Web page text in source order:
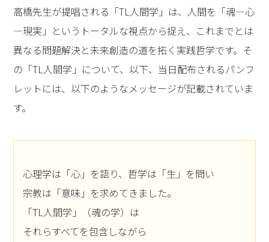
高橋先生が提唱される「TL人間学」は、人間を「魂―心
―現実」というトータルな視点から捉え、これまでとは
異なる問題解決と未来創造の道を拓く実践哲学です。そ
の「TL人間学」について、以下、当日配布されるパンフ
レットには、以下のようなメッセージが記載されていま
す。
心理学は「心」を語り、哲学は「生」を問い
宗教は「意味」を求めてきました。
「TL人間学」（魂の学）は
それらすべてを包含しながら